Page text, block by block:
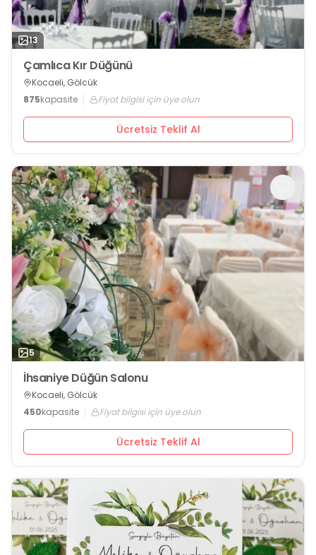
13
Çamlıca Kır Düğünü
Kocaeli, Gölcük
875kapasite Fiyat bilgisi için üye olun
Ücretsiz Teklif Al
5
İhsaniye Düğün Salonu
Kocaeli, Gölcük
450kapasite Fiyat bilgisi için üye olun
Ücretsiz Teklif Al